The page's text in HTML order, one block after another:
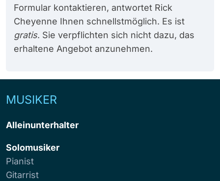
Formular kontaktieren, antwortet Rick
Cheyenne Ihnen schnellstmöglich. Es ist
gratis. Sie verpflichten sich nicht dazu, das
erhaltene Angebot anzunehmen.
MUSIKER
Alleinunterhalter
Solomusiker
Pianist
Gitarrist